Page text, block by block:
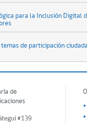
para la Inclusión Digital
de participación
de